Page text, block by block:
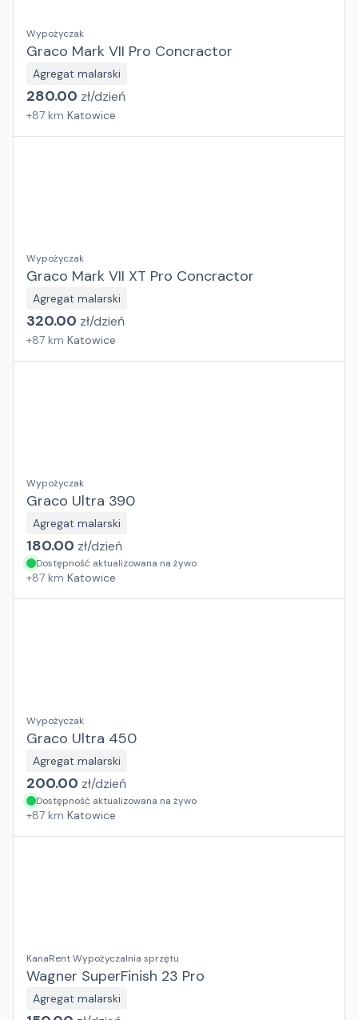
Wypożyczak
Graco Mark VII Pro Concractor
Agregat malarski
280.00 zł/dzień
+87 km Katowice
Wypożyczak
Graco Mark VII XT Pro Concractor
Agregat malarski
320.00 zł/dzień
+87 km Katowice
Wypożyczak
Graco Ultra 390
Agregat malarski
180.00 zł/dzień
Dostępność aktualizowana na żywo
+87 km Katowice
Wypożyczak
Graco Ultra 450
Agregat malarski
200.00 zł/dzień
Dostępność aktualizowana na żywo
+87 km Katowice
KanaRent Wypożyczalnia sprzętu
Wagner SuperFinish 23 Pro
Agregat malarski